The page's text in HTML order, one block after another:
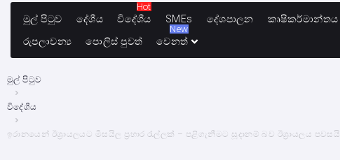
මුල් පිටුව දේශීය විදේශීය
Hot
SMEs
දේශපාලන කෘෂිකර්මාන්තය
රුපලාවන්‍ය
පොලිස් පුවත් වෙනත්
New
මුල් පිටුව
විදේශීය
ඉරානයෙන් ඊශ්‍රායලයට මිසයිල ප්‍රහාර රැල්ලක් – පළිගැනීමට සූදානම් බව ඊශ්‍රායලය පවසයි